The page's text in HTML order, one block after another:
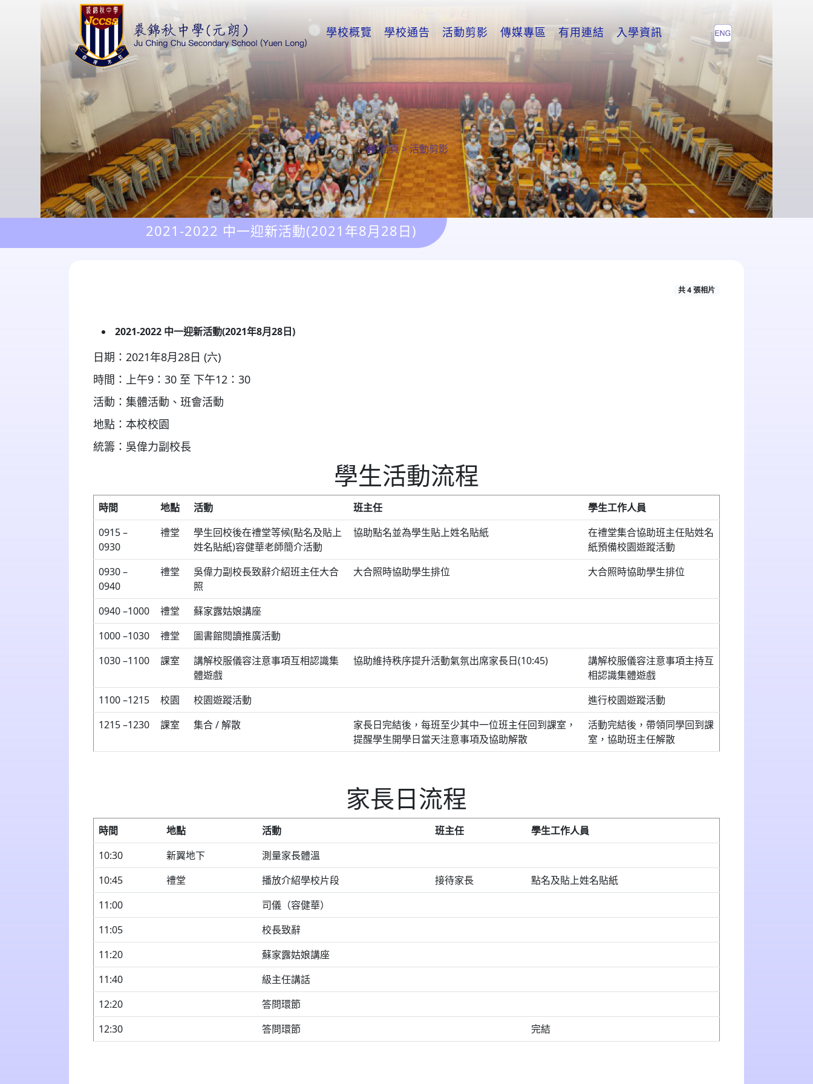
學校概覽 學校通告 活動剪影 傳媒專區 有用連結 入學資訊
首頁> 活動剪影
2021-2022 中一迎新活動(2021年8月28日)
共 4 張相片
2021-2022 中一迎新活動(2021年8月28日)
日期：2021年8月28日 (六)
時間：上午9：30 至 下午12：30
活動：集體活動、班會活動
地點：本校校園
統籌：吳偉力副校長
學生活動流程
時間 地點 活動 班主任
學生工作人員
0915 –
0930
禮堂
學生回校後在禮堂等候(點名及貼上
姓名貼紙)容健華老師簡介活動
協助點名並為學生貼上姓名貼紙
在禮堂集合協助班主任貼姓名
紙預備校園遊蹤活動
0930 –
0940
禮堂
吳偉力副校長致辭介紹班主任大合
照
大合照時協助學生排位 大合照時協助學生排位
0940 –1000 禮堂
蘇家露姑娘講座
1000 –1030
禮堂
圖書館閱讀推廣活動
1030 –1100
課室
講解校服儀容注意事項互相認識集
體遊戲
協助維持秩序提升活動氣氛出席家長日(10:45)
講解校服儀容注意事項主持互
相認識集體遊戲
1100 –1215
校園 校園遊蹤活動
進行校園遊蹤活動
1215 –1230
課室 集合 / 解散
家長日完結後，每班至少其中一位班主任回到課室，
提醒學生開學日當天注意事項及協助解散
活動完結後，帶領同學回到課
室，協助班主任解散
家長日流程
時間 地點 活動 班主任
學生工作人員
10:30
新翼地下
測量家長體溫
10:45
禮堂 播放介紹學校片段 接待家長
點名及貼上姓名貼紙
11:00
司儀（容健華）
11:05
校長致辭
11:20
蘇家露姑娘講座
11:40
級主任講話
12:20
答問環節
12:30
答問環節 完結